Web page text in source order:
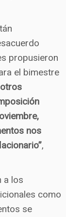
propusieron
el bimestre
nos
,
a los
como
se